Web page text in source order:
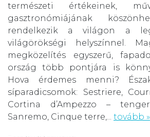
természeti értékeinek,
gasztronómiájának
rendelkezik a világon a
világörökségi helyszínnel.
megközelítés egyszerű,
ország több pontjára is
Hova érdemes menni?
síparadicsomok: Sestriere,
Cortina d’Ampezzo –
Sanremo, Cinque terre,... tovább »